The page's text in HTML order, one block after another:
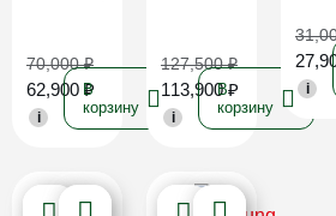
70,000₽
62,900 ₽
i
В
корзину
127,500₽
113,900₽
i
В
корзину
i